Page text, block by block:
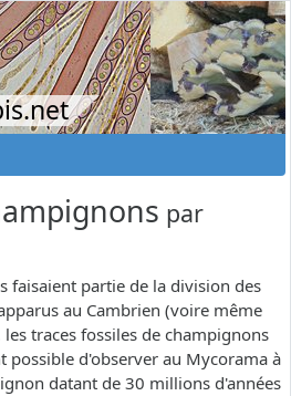
par
faisaient partie de la division des
au Cambrien (voire même
traces fossiles de champignons
possible d'observer au Mycorama à
datant de 30 millions d'années